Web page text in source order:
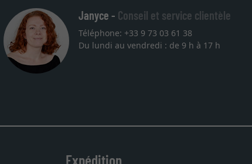
sont au rendez
Merci.
Janyce - Conseil et service clientèle
Téléphone: +33 9 73 03 61 38
Du lundi au vendredi : de 9 h à 17 h
Expédition